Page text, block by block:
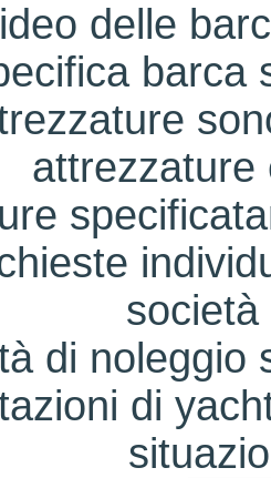
delle
barca
attrezzature
di noleggio
di